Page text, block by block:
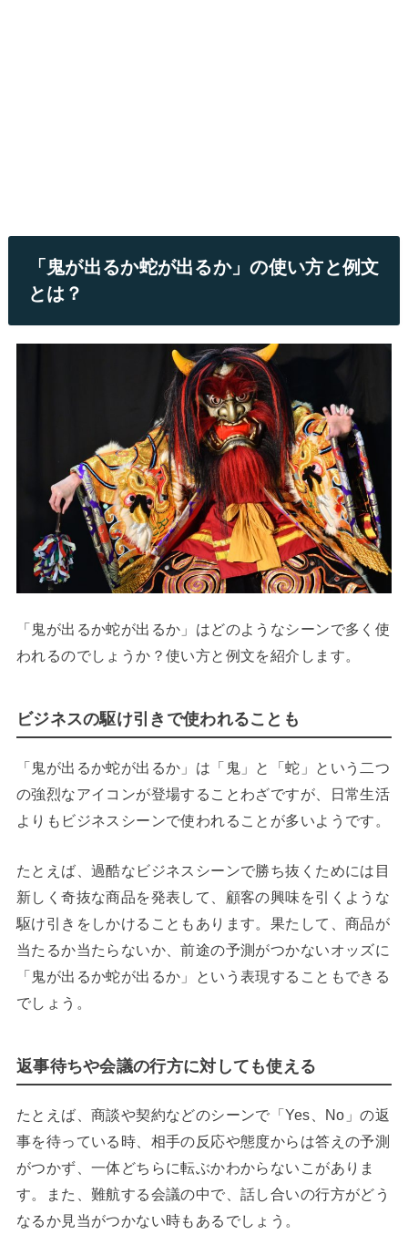
「鬼が出るか蛇が出るか」の使い方と例文
とは？
「鬼が出るか蛇が出るか」はどのようなシーンで多く使
われるのでしょうか？使い方と例文を紹介します。
ビジネスの駆け引きで使われることも
「鬼が出るか蛇が出るか」は「鬼」と「蛇」という二つ
の強烈なアイコンが登場することわざですが、日常生活
よりもビジネスシーンで使われることが多いようです。
たとえば、過酷なビジネスシーンで勝ち抜くためには目
新しく奇抜な商品を発表して、顧客の興味を引くような
駆け引きをしかけることもあります。果たして、商品が
当たるか当たらないか、前途の予測がつかないオッズに
「鬼が出るか蛇が出るか」という表現することもできる
でしょう。
返事待ちや会議の行方に対しても使える
たとえば、商談や契約などのシーンで「Yes、No」の返
事を待っている時、相手の反応や態度からは答えの予測
がつかず、一体どちらに転ぶかわからないこがありま
す。また、難航する会議の中で、話し合いの行方がどう
なるか見当がつかない時もあるでしょう。